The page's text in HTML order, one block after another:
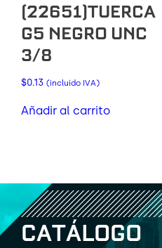
(22651)TUERCA
G5 NEGRO UNC
3/8
$0.13 (incluido IVA)
Añadir al carrito
CATÁLOGO